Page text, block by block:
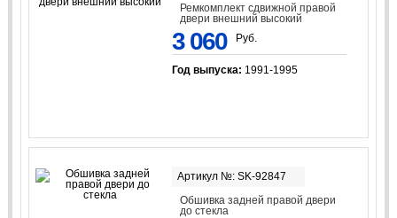
Ремкомплект сдвижной правой
двери внешний высокий
3 060 Руб.
Год выпуска: 1991-1995
Артикул №: SK-92847
Обшивка задней правой двери
до стекла